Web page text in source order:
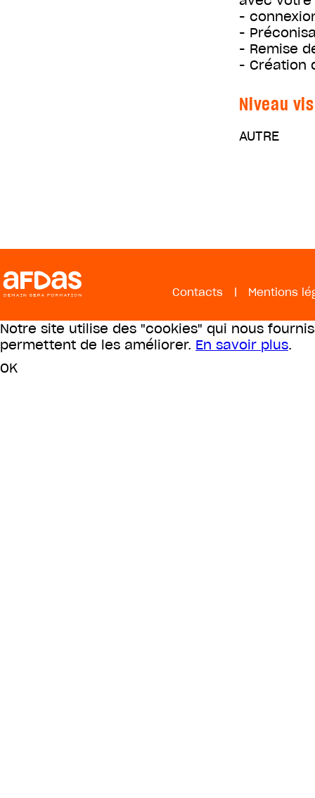
-
-
- Remise
- Création
Niveau
AUTRE
Contacts | Mentions
Notre site utilise des "cookies" qui nous
permettent de les améliorer. En savoir plus.
OK